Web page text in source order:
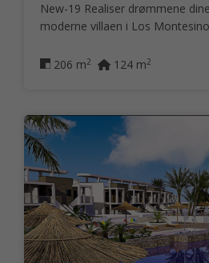
New-19 Realiser drømmene
moderne villaen i Los
206 m2 124 m2